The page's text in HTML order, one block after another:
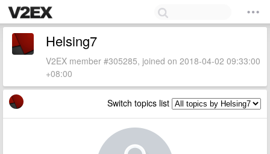
Helsing7
V2EX member #305285, joined on 2018-04-02 09:33:00
+08:00
Switch topics list